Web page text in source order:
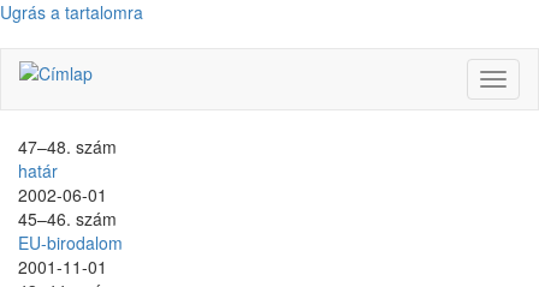
Ugrás a tartalomra
47–48. szám
határ
2002-06-01
45–46. szám
EU-birodalom
2001-11-01